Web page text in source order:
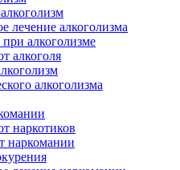
лечение алкоголизма
алкоголизме
алкоголя
алкоголизма
наркотиков
наркомании